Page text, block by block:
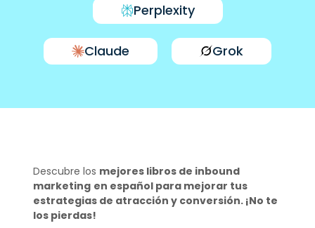
Perplexity
Claude Grok
Descubre los mejores libros de inbound
marketing en español para mejorar tus
estrategias de atracción y conversión. ¡No te
los pierdas!